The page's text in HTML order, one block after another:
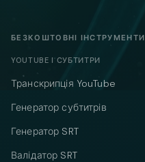
БЕЗКОШТОВНІ ІНСТРУМЕНТИ
YOUTUBE І СУБТИТРИ
Транскрипція YouTube
Генератор субтитрів
Генератор SRT
Валідатор SRT